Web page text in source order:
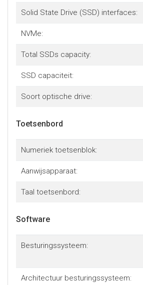
Solid State Drive (SSD) interfaces:
NVMe:
Total SSDs capacity:
SSD capaciteit:
Soort optische drive:
Toetsenbord
Numeriek toetsenblok:
Aanwijsapparaat:
Taal toetsenbord:
Software
Besturingssysteem:
Architectuur besturingssysteem: